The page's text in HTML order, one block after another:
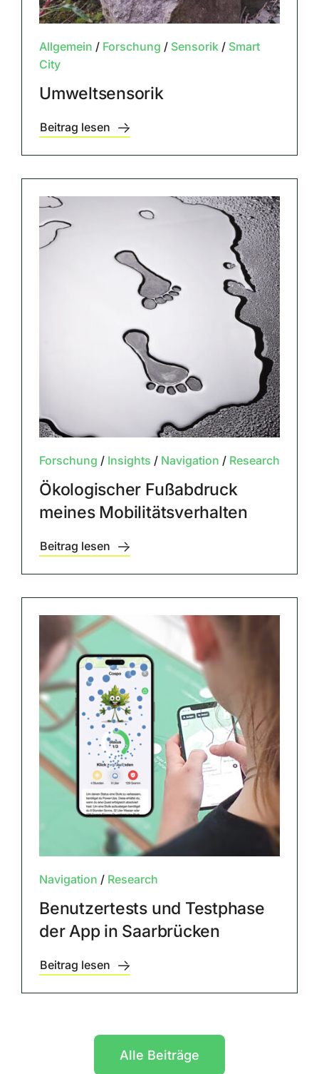
Allgemein / Forschung / Sensorik/ Smart
City
Umweltsensorik
Beitrag lesen
Forschung / Insights / Navigation / Research
Ökologischer Fußabdruck
meines Mobilitätsverhalten
Beitrag lesen
Navigation / Research
Benutzertests und Testphase
der App in Saarbrücken
Beitrag lesen
Alle Beiträge